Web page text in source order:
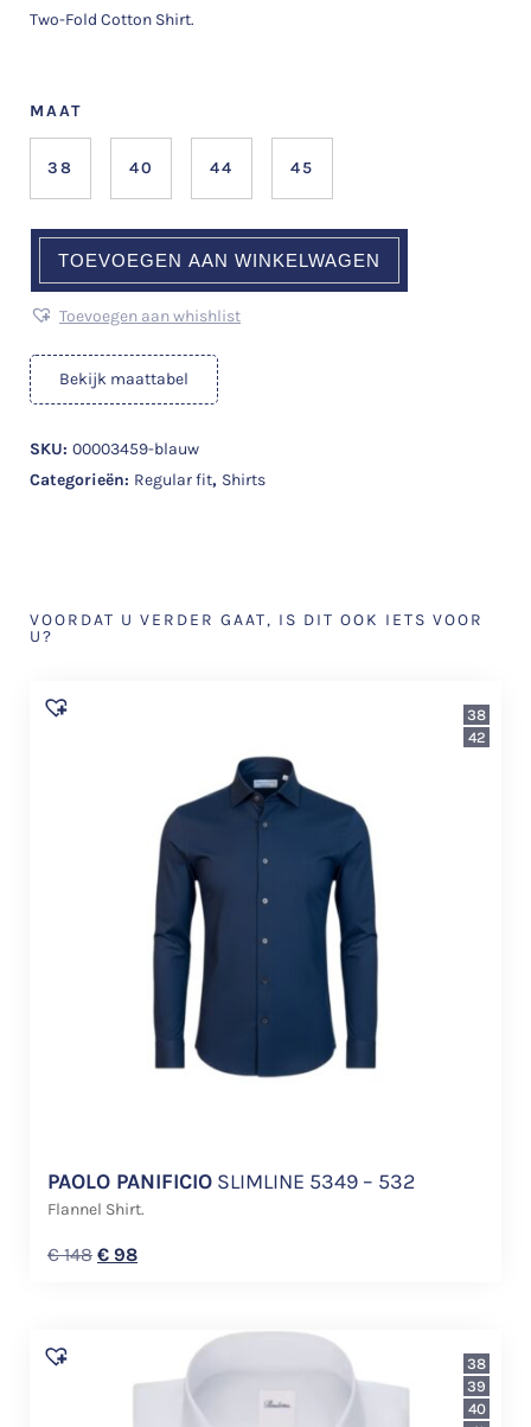
Two-Fold Cotton Shirt.
MAAT
38 40 44 45
TOEVOEGEN AAN WINKELWAGEN
Toevoegen aan whishlist
Bekijk maattabel
SKU: 00003459-blauw
Categorieën: Regular fit, Shirts
VOORDAT U VERDER GAAT, IS DIT OOK IETS VOOR
U?
PAOLO PANIFICIO SLIMLINE 5349 – 532
Flannel Shirt.
€148 € 98
38
42
38
39
40